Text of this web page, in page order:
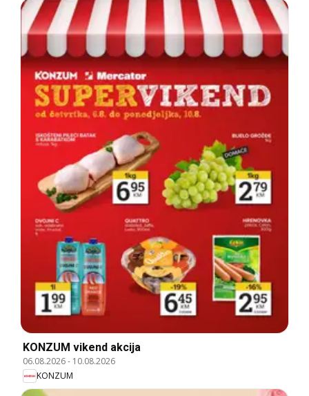
KONZUM vikend akcija
06.08.2026- 10.08.2026
KONZUM